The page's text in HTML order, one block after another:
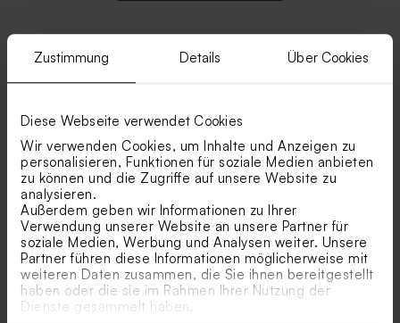
Zustimmung Details Über Cookies
Diese Webseite verwendet Cookies
Wir verwenden Cookies, um Inhalte und Anzeigen zu
personalisieren, Funktionen für soziale Medien anbieten
zu können und die Zugriffe auf unsere Website zu
analysieren.
Außerdem geben wir Informationen zu Ihrer
Verwendung unserer Website an unsere Partner für
soziale Medien, Werbung und Analysen weiter. Unsere
Partner führen diese Informationen möglicherweise mit
weiteren Daten zusammen, die Sie ihnen bereitgestellt
haben oder die sie im Rahmen Ihrer Nutzung der
Dienste gesammelt haben.
Gastgeschenk Glasröhrchen
mit Korken und
aufgedruckten Namen zur
Hochzeit
Transparente Flasche für
Duftstäbchen 'Zauberhaft' |
mit braunem Deckel